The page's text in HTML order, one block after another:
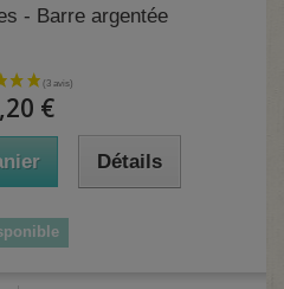
- Barre argentée
€
Détails